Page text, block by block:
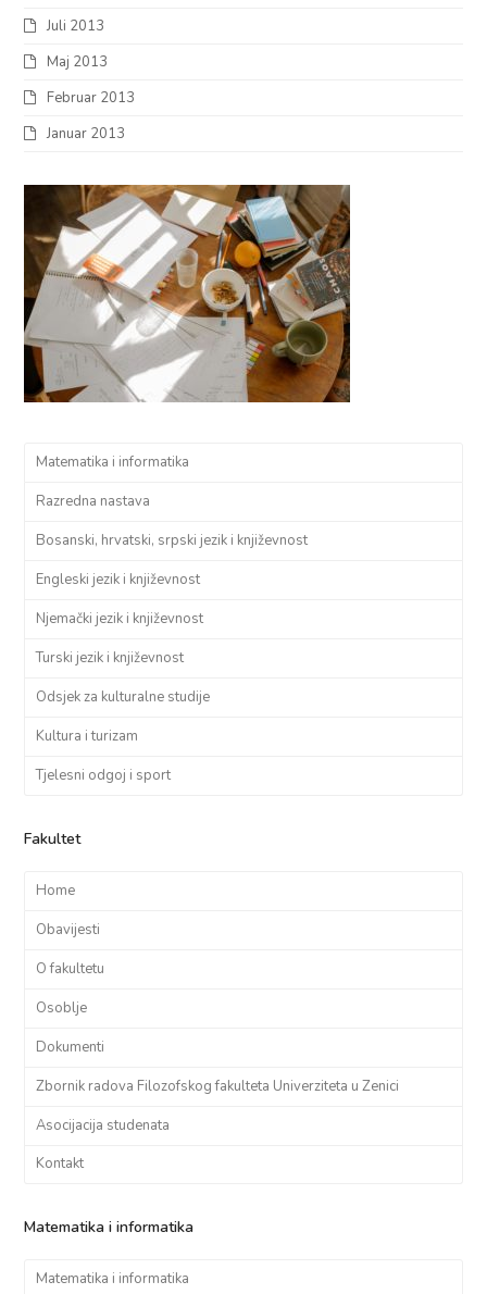
Juli 2013
Maj 2013
Februar 2013
Januar 2013
Matematika i informatika
Razredna nastava
Bosanski, hrvatski, srpski jezik i književnost
Engleski jezik i književnost
Njemački jezik i književnost
Turski jezik i književnost
Odsjek za kulturalne studije
Kultura i turizam
Tjelesni odgoj i sport
Fakultet
Home
Obavijesti
O fakultetu
Osoblje
Dokumenti
Zbornik radova Filozofskog fakulteta Univerziteta u Zenici
Asocijacija studenata
Kontakt
Matematika i informatika
Matematika i informatika